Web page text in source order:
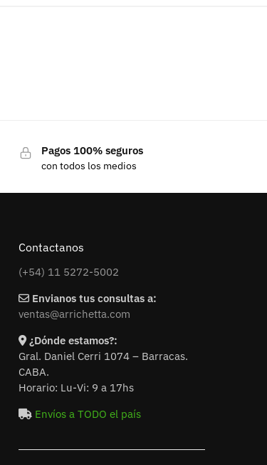
Pagos 100% seguros
con todos los medios
Contactanos
(+54) 11 5272-5002
Envianos tus consultas a:
ventas@arrichetta.com
¿Dónde estamos?:
Gral. Daniel Cerri 1074 – Barracas.
CABA.
Horario: Lu-Vi: 9 a 17hs
Envíos a TODO el país